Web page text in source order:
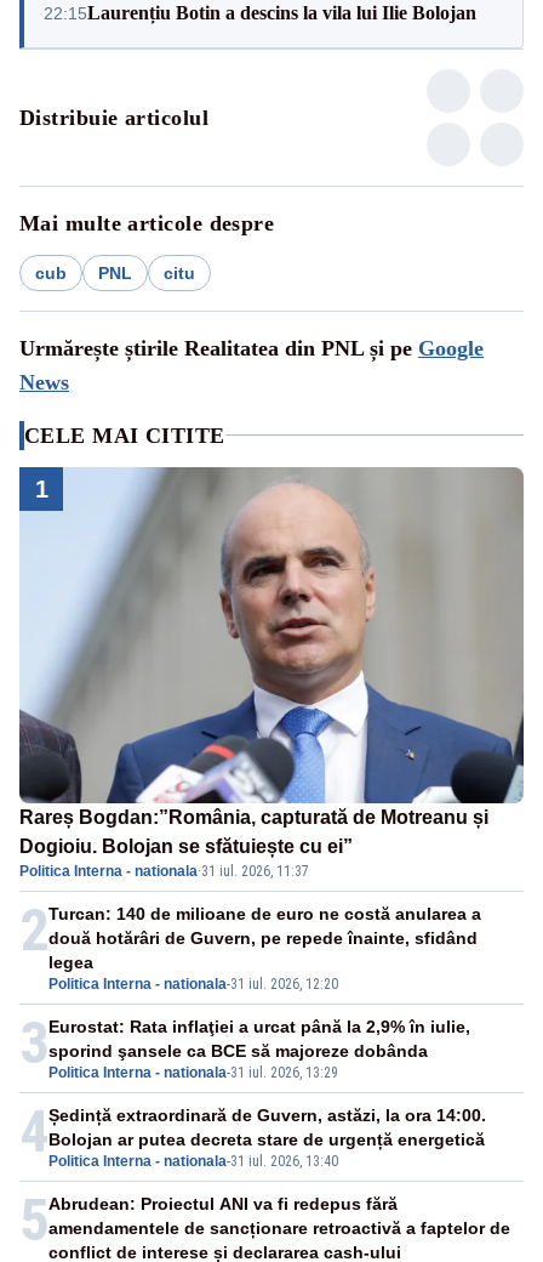
22:15Laurențiu Botin a descins la vila lui Ilie Bolojan
Distribuie articolul
Mai multe articole despre
cub PNL citu
Urmărește știrile Realitatea din PNL și pe Google
News
CELE MAI CITITE
1
Rareș Bogdan:”România, capturată de Motreanu și
Dogioiu. Bolojan se sfătuiește cu ei”
Politica Interna - nationala·31 iul. 2026, 11:37
2
Politica Interna - nationala-31 iul. 2026, 12:20
Turcan: 140 de milioane de euro ne costă anularea a
două hotărâri de Guvern, pe repede înainte, sfidând
legea
3 Politica Interna - nationala-31 iul. 2026, 13:29
Eurostat: Rata inflaţiei a urcat până la 2,9% în iulie,
sporind şansele ca BCE să majoreze dobânda
4 Politica Interna - nationala-31 iul. 2026, 13:40
Ședință extraordinară de Guvern, astăzi, la ora 14:00.
Bolojan ar putea decreta stare de urgență energetică
5Abrudean: Proiectul ANI va fi redepus fără
amendamentele de sancționare retroactivă a faptelor de
conflict de interese și declararea cash-ului